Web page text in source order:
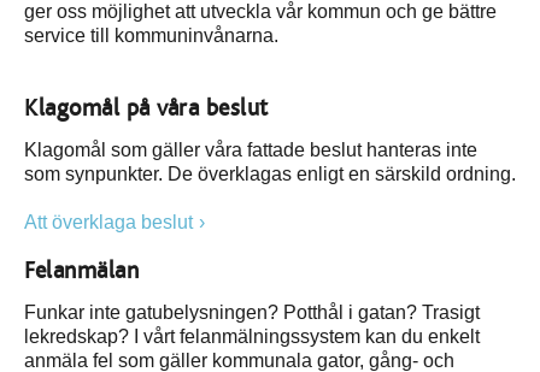
ger oss möjlighet att utveckla vår kommun och ge bättre
service till kommuninvånarna.
Klagomål på våra beslut
Klagomål som gäller våra fattade beslut hanteras inte
som synpunkter. De överklagas enligt en särskild ordning.
Att överklaga beslut
Felanmälan
Funkar inte gatubelysningen? Potthål i gatan? Trasigt
lekredskap? I vårt felanmälningssystem kan du enkelt
anmäla fel som gäller kommunala gator, gång- och